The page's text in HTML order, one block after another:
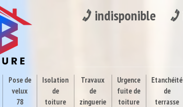
indisponible
Pose de
velux
78
Isolation
de
toiture
Travaux
de
zinguerie
Urgence
fuite de
toiture
Etanchéité
de
terrasse